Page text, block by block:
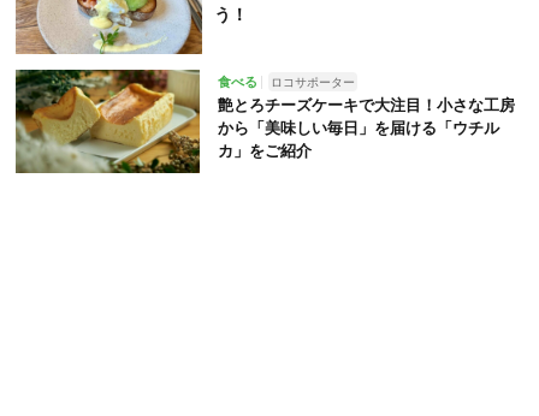
う！
食べる ロコサポーター
艶とろチーズケーキで大注目！小さな工房
から「美味しい毎日」を届ける「ウチル
カ」をご紹介